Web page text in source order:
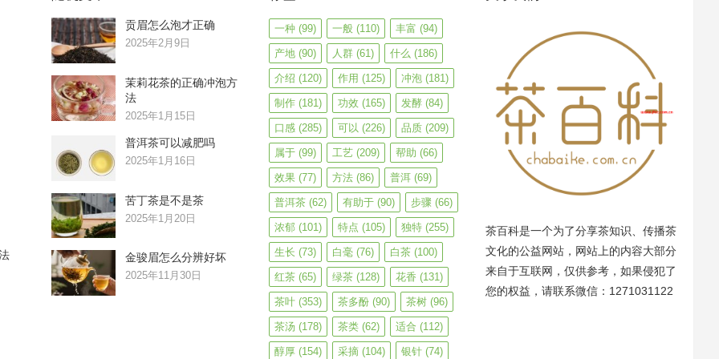
贡眉怎么泡才正确
2025年2月9日
茉莉花茶的正确冲泡方
法
2025年1月15日
普洱茶可以减肥吗
2025年1月16日
苦丁茶是不是茶
2025年1月20日
金骏眉怎么分辨好坏
2025年11月30日
一种(99) 一般 (110) 丰富 (94)
产地(90) 人群(61) 什么 (186)
介绍 (120) 作用 (125) 冲泡(181)
制作(181) 功效 (165) 发酵(84)
口感(285) 可以 (226) 品质(209)
属于(99) 工艺(209) 帮助 (66)
效果(77) 方法(86) 普洱(69)
普洱茶(62) 有助于(90) 步骤(66)
浓郁(101) 特点 (105) 独特(255)
生长 (73) 白毫(76) 白茶(100)
红茶(65) 绿茶(128) 花香 (131)
茶叶(353) 茶多酚(90) 茶树(96)
茶汤 (178) 茶类(62) 适合 (112)
醇厚(154) 采摘(104) 银针(74)
茶百科是一个为了分享茶知识、传播茶
文化的公益网站，网站上的内容大部分
来自于互联网，仅供参考，如果侵犯了
您的权益，请联系微信：1271031122